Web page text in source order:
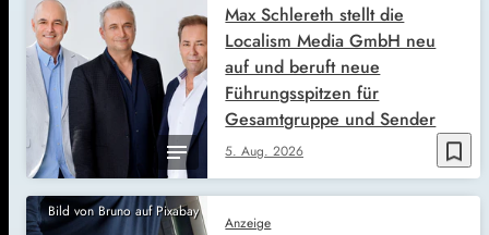
bookmark_border
5. Aug. 2026
Max Schlereth stellt die
Localism Media GmbH neu
auf und beruft neue
Führungsspitzen für
Gesamtgruppe und Sender
Bild von Bruno auf Pixabay
Anzeige